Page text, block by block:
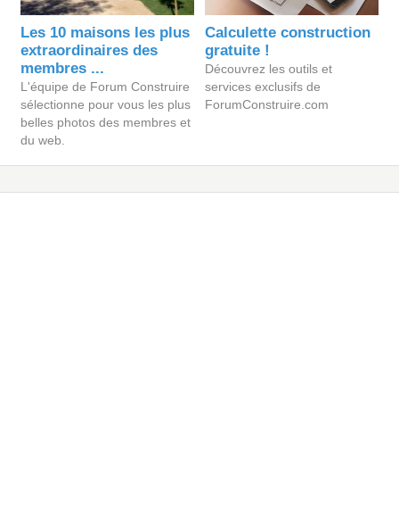
Les 10 maisons les plus
extraordinaires des
membres ...
L'équipe de Forum Construire
sélectionne pour vous les plus
belles photos des membres et
du web.
Calculette construction
gratuite !
Découvrez les outils et
services exclusifs de
ForumConstruire.com